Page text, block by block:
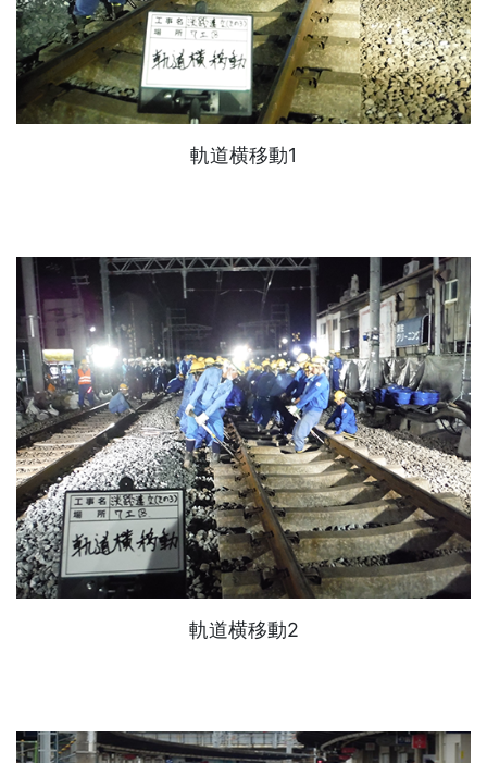
軌道横移動1
軌道横移動2